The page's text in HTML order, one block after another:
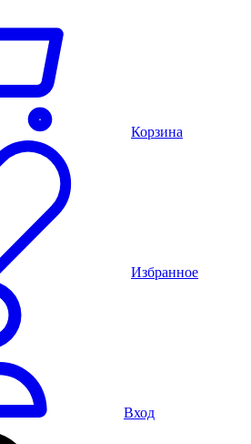
Корзина
Избранное
Вход